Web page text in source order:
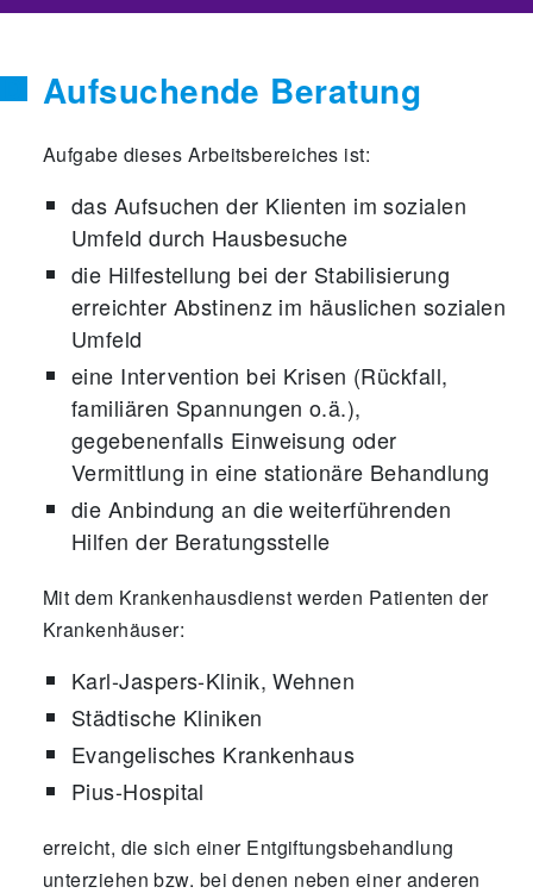
Aufsuchende Beratung
Aufgabe dieses Arbeitsbereiches ist:
das Aufsuchen der Klienten im sozialen
Umfeld durch Hausbesuche
die Hilfestellung bei der Stabilisierung
erreichter Abstinenz im häuslichen sozialen
Umfeld
eine Intervention bei Krisen (Rückfall,
familiären Spannungen o.ä.),
gegebenenfalls Einweisung oder
Vermittlung in eine stationäre Behandlung
die Anbindung an die weiterführenden
Hilfen der Beratungsstelle
Mit dem Krankenhausdienst werden Patienten der
Krankenhäuser:
Karl-Jaspers-Klinik, Wehnen
Städtische Kliniken
Evangelisches Krankenhaus
Pius-Hospital
erreicht, die sich einer Entgiftungsbehandlung
unterziehen bzw. bei denen neben einer anderen